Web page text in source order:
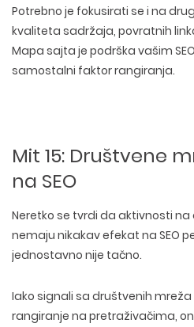
Potrebno je fokusirati se i na
kvaliteta sadržaja, povratnih
Mapa sajta je podrška vašim
samostalni faktor rangiranja.
Mit 15: Društvene
na SEO
Neretko se tvrdi da aktivnosti
nemaju nikakav efekat na SEO
jednostavno nije tačno.
Iako signali sa društvenih mreža
rangiranje na pretraživačima,